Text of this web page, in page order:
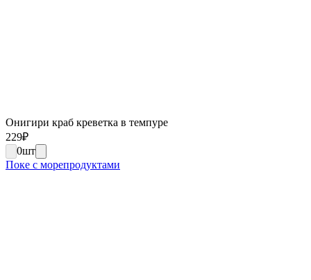
Онигири краб креветка в темпуре
229₽
0шт
Поке с морепродуктами